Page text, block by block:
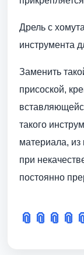
Дрель с
инструмента
Заменить
присоской,
такого
материала, из
при
постоянно
📎 📎 📎 📎